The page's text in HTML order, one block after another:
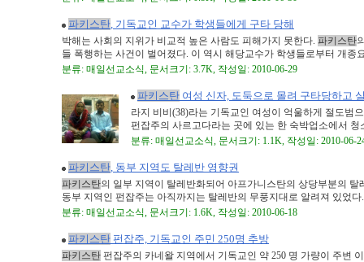
파키스탄, 기독교인 교수가 학생들에게 구타 당해
박해는 사회의 지위가 비교적 높은 사람도 피해가지 못한다. 파키스탄
들 폭행하는 사건이 벌어졌다. 이 역시 해당교수가 학생들로부터 개종
분류: 매일선교소식, 문서크기: 3.7K, 작성일: 2010-06-29
파키스탄 여성 신자, 도둑으로 몰려 구타당하고
라지 비비(38)라는 기독교인 여성이 억울하게 절도범
펀잡주의 사르고다라는 곳에 있는 한 숙박업소에서
분류: 매일선교소식, 문서크기: 1.1K, 작성일: 2010-06-
파키스탄, 동부 지역도 탈레반 영향권
파키스탄의 일부 지역이 탈레반화되어 아프가니스탄의 상당부분의
동부 지역인 펀잡주는 아직까지는 탈레반의 무풍지대로 알려져 있었다
분류: 매일선교소식, 문서크기: 1.6K, 작성일: 2010-06-18
파키스탄 펀잡주, 기독교인 주민 250명 추방
파키스탄 펀잡주의 카네왈 지역에서 기독교인 약 250 명 가량이 주변